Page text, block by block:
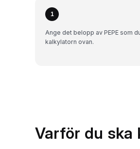
1
Ange det belopp av PEPE som
kalkylatorn ovan.
Varför du ska